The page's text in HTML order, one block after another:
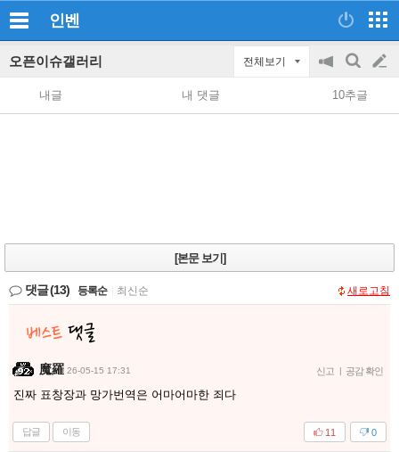
인벤
오픈이슈갤러리 전체보기
공
지
on/off
검
색
글
쓰
내글 내 댓글 10추글
[본문 보기]
댓글(13) 등록순 최신순 새로고침
魔羅 26-05-15 17:31 신고 | 공감 확인
진짜 표창장과 망가번역은 어마어마한 죄다
답글 이동 0
11